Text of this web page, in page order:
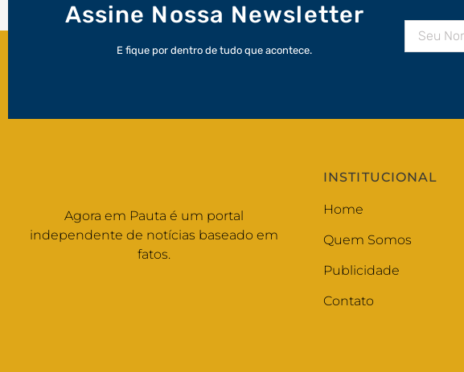
Assine Nossa Newsletter
E fique por dentro de tudo que acontece.
Agora em Pauta é um portal
independente de notícias baseado em
fatos.
INSTITUCIONAL
Home
Quem Somos
Publicidade
Contato